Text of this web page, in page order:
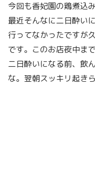
今回も香妃園の鶏煮込
最近そんなに二日酔い
行ってなかったですが
です。このお店夜中ま
二日酔いになる前、飲
な。翌朝スッキリ起き